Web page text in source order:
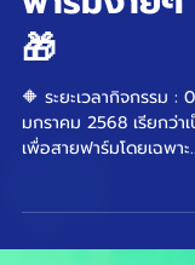
ฟาร์มง่ายๆ
🎁
🔶 ระยะเวลากิจกรรม :